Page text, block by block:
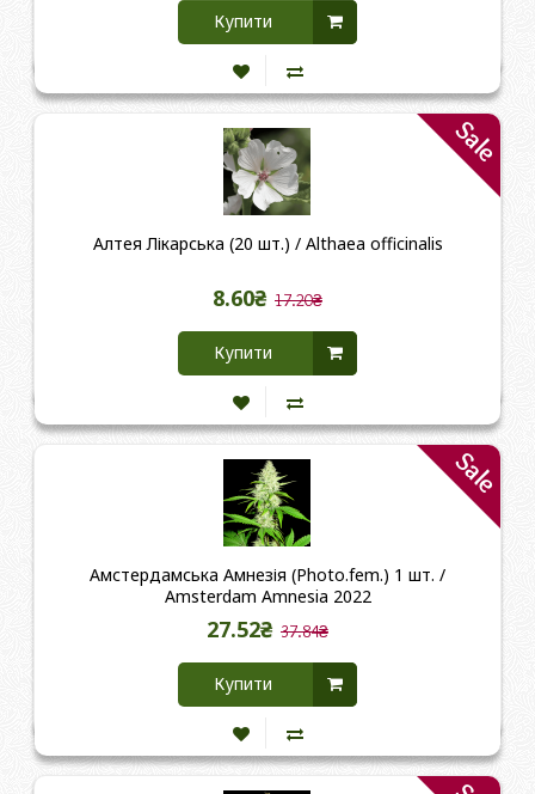
Купити
Sale
Алтея Лікарська (20 шт.) / Althaea officinalis
8.60₴ 17.20₴
Купити
Sale
Амстердамська Амнезія (Photo.fem.) 1 шт. /
Amsterdam Amnesia 2022
27.52₴ 37.84₴
Купити